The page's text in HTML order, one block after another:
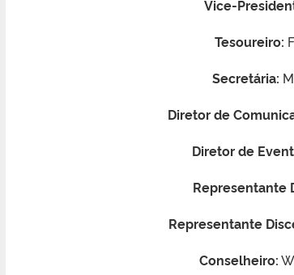
Vice-
Tesoureiro:
Secretária:
Diretor de
Diretor de
Representante
Representante
Conselheiro: